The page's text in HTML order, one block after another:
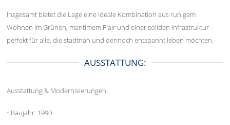
Insgesamt bietet die Lage eine ideale Kombination aus ruhigem
Wohnen im Grünen, maritimem Flair und einer soliden Infrastruktur –
perfekt für alle, die stadtnah und dennoch entspannt leben möchten.
AUSSTATTUNG:
Ausstattung & Modernisierungen
• Baujahr: 1990